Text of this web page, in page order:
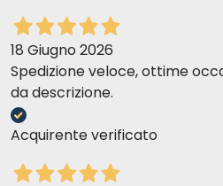
18 Giugno 2026
Spedizione veloce, ottime
da descrizione.
Acquirente verificato